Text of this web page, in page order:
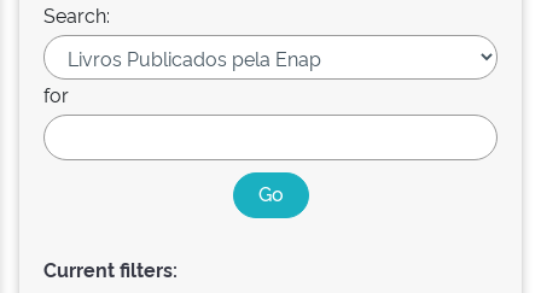
Search:
for
Current filters: